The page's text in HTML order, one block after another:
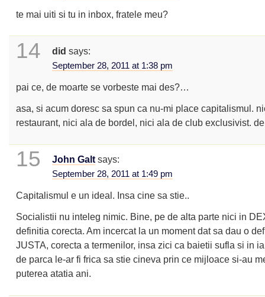
te mai uiti si tu in inbox, fratele meu?
14 did says:
September 28, 2011 at 1:38 pm
pai ce, de moarte se vorbeste mai des?…
asa, si acum doresc sa spun ca nu-mi place capitalismul.
restaurant, nici ala de bordel, nici ala de club exclusivist.
15 John Galt says:
September 28, 2011 at 1:49 pm
Capitalismul e un ideal. Insa cine sa stie..
Socialistii nu inteleg nimic. Bine, pe de alta parte nici in
definitia corecta. Am incercat la un moment dat sa dau o
JUSTA, corecta a termenilor, insa zici ca baietii sufla si in
de parca le-ar fi frica sa stie cineva prin ce mijloace si-au
puterea atatia ani.